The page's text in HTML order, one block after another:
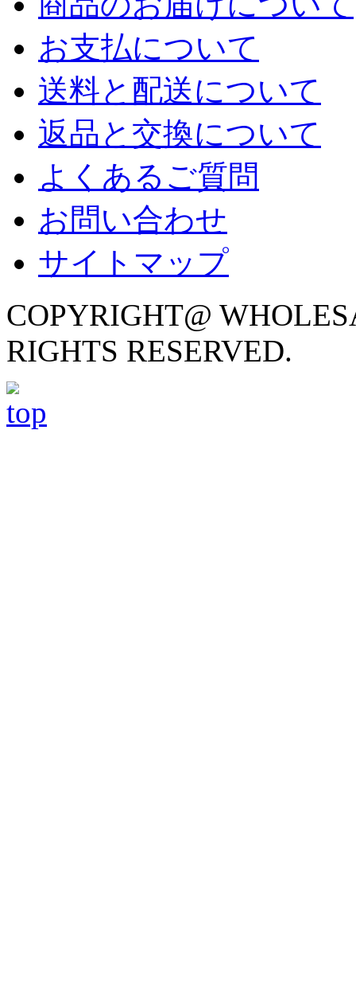
お支払について
送料と配送について
返品と交換について
よくあるご質問
お問い合わせ
サイトマップ
COPYRIGHT@
RIGHTS RESERVED.